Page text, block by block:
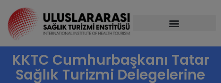
KKTC Cumhurbaşkanı Tatar
Sağlık Turizmi Delegelerine